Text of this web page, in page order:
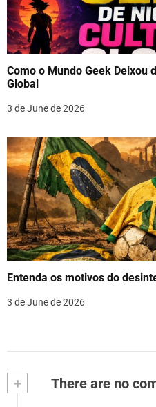
Como o Mundo Geek Deixou
Global
3 de June de 2026
Entenda os motivos do
3 de June de 2026
+ There are no